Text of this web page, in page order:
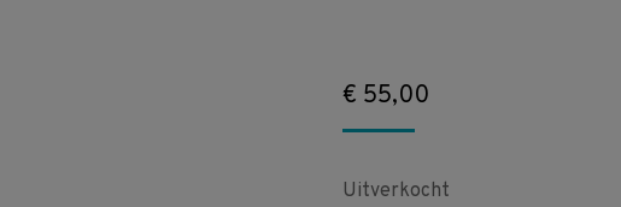
€ 55,00
Uitverkocht